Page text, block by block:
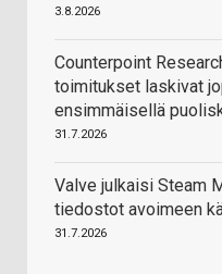
3.8.2026
Counterpoint
toimitukset laskivat
ensimmäisellä
31.7.2026
Valve julkaisi Steam
tiedostot avoimeen
31.7.2026